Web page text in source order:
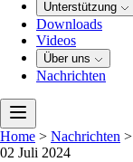
Unterstützung
Downloads
Videos
Über uns
Nachrichten
Home > Nachrichten >
02 Juli 2024